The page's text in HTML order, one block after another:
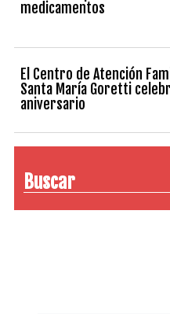
medicamentos
El Centro de Atención
Santa María Goretti
aniversario
Buscar